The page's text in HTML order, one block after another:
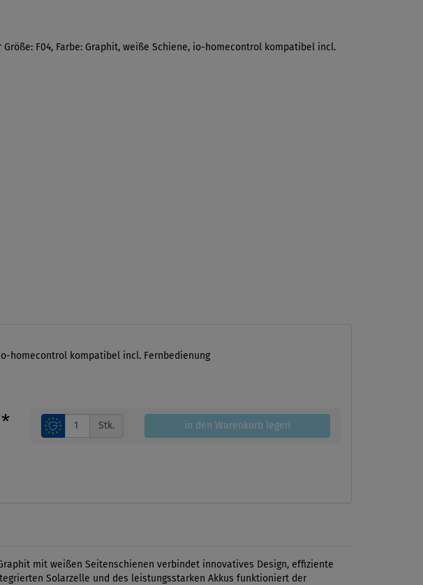
Größe: F04, Farbe: Graphit, weiße Schiene, io-homecontrol kompatibel incl.
homecontrol kompatibel incl. Fernbedienung
* Stk. in den Warenkorb legen
Graphit mit weißen Seitenschienen verbindet innovatives Design, effiziente
Solarzelle und des leistungsstarken Akkus funktioniert der